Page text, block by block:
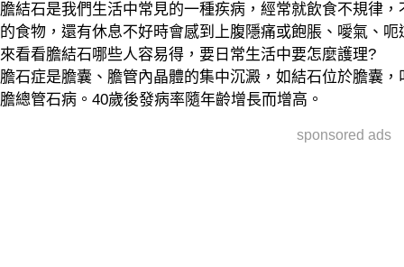
膽結石是我們生活中常見的一種疾病，經常就飲食不規律
的食物，還有休息不好時會感到上腹隱痛或飽脹、噯氣、
來看看膽結石哪些人容易得，要日常生活中要怎麼護理?
膽石症是膽囊、膽管內晶體的集中沉澱，如結石位於膽囊
膽總管石病。40歲後發病率隨年齡增長而增高。
sponsored ads